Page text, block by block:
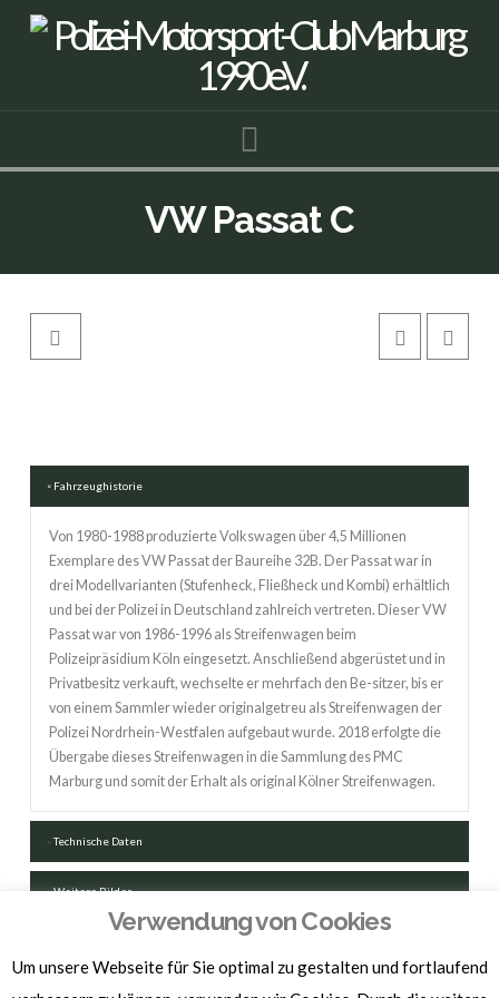
VW Passat C
Fahrzeughistorie
Von 1980-1988 produzierte Volkswagen über 4,5 Millionen
Exemplare des VW Passat der Baureihe 32B. Der Passat war in
drei Modellvarianten (Stufenheck, Fließheck und Kombi) erhältlich
und bei der Polizei in Deutschland zahlreich vertreten. Dieser VW
Passat war von 1986-1996 als Streifenwagen beim
Polizeipräsidium Köln eingesetzt. Anschließend abgerüstet und in
Privatbesitz verkauft, wechselte er mehrfach den Be-sitzer, bis er
von einem Sammler wieder originalgetreu als Streifenwagen der
Polizei Nordrhein-Westfalen aufgebaut wurde. 2018 erfolgte die
Übergabe dieses Streifenwagen in die Sammlung des PMC
Marburg und somit der Erhalt als original Kölner Streifenwagen.
Technische Daten
Weitere Bilder
Verwendung von Cookies
Um unsere Webseite für Sie optimal zu gestalten und fortlaufend